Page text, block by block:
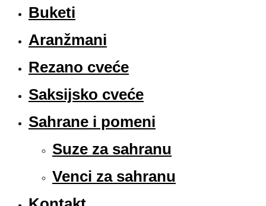
Buketi
Aranžmani
Rezano cveće
Saksijsko cveće
Sahrane i pomeni
Suze za sahranu
Venci za sahranu